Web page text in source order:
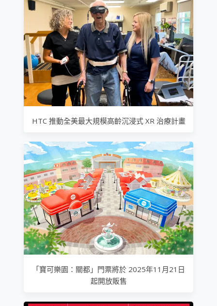
HTC 推動全美最大規模高齡沉浸式 XR 治療計畫
「寶可樂園：關都」門票將於 2025年11月21日
起開放販售